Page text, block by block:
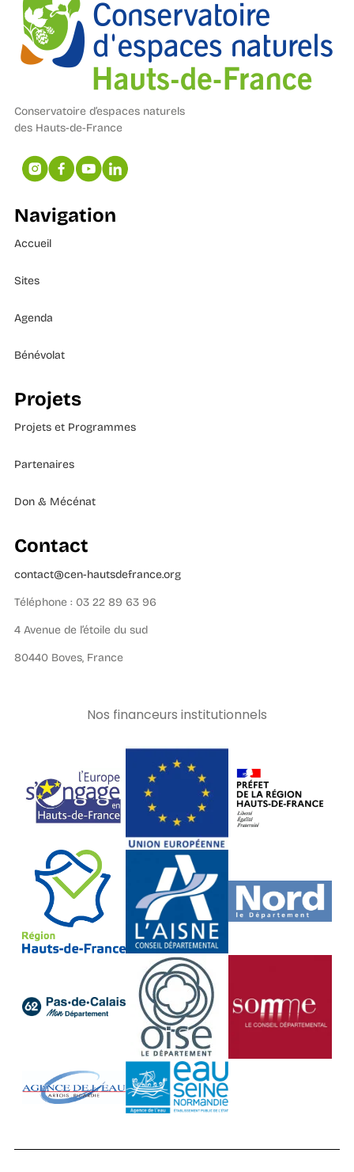
Conservatoire d’espaces naturels
des Hauts-de-France
Navigation
Accueil
Sites
Agenda
Bénévolat
Projets
Projets et Programmes
Partenaires
Don & Mécénat
Contact
contact@cen-hautsdefrance.org
Téléphone : 03 22 89 63 96
4 Avenue de l’étoile du sud
80440 Boves, France
Nos financeurs institutionnels